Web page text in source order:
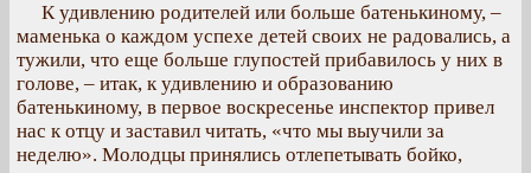
К удивлению родителей или больше батенькиному, –
маменька о каждом успехе детей своих не радовались, а
тужили, что еще больше глупостей прибавилось у них в
голове, – итак, к удивлению и образованию
батенькиному, в первое воскресенье инспектор привел
нас к отцу и заставил читать, «что мы выучили за
неделю». Молодцы принялись отлепетывать бойко,